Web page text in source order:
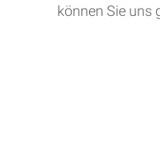
können Sie uns